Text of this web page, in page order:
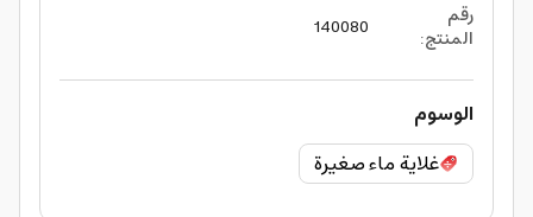
رقم
المنتج:
140080
الوسوم
غلاية ماء صغيرة